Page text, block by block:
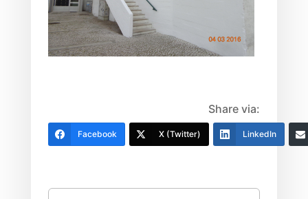
Share via:
Facebook X (Twitter) LinkedIn